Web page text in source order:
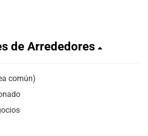
de Arrededores
común)